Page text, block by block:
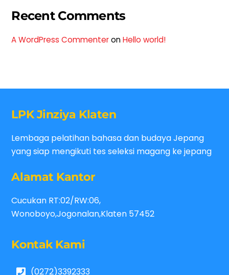
Recent Comments
A WordPress CommenteronHello world!
LPK Jinziya Klaten
Lembaga pelatihan bahasa dan budaya Jepang
yang siap mengikuti tes seleksi magang ke jepang
Alamat Kantor
Cucukan RT:02/RW:06,
Wonoboyo,Jogonalan,Klaten 57452
Kontak Kami
(0272)3392333